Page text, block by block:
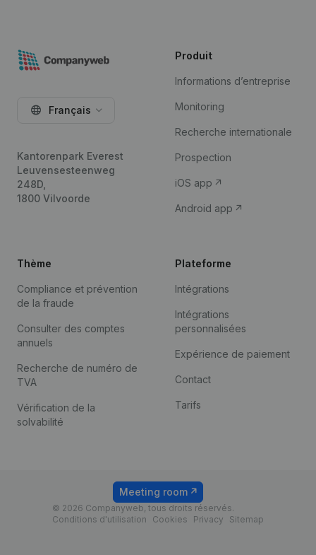
Français
Kantorenpark Everest
Leuvensesteenweg
248D,
1800 Vilvoorde
Produit
Informations d’entreprise
Monitoring
Recherche internationale
Prospection
iOS app
Android app
Thème
Compliance et prévention
de la fraude
Consulter des comptes
annuels
Recherche de numéro de
TVA
Vérification de la
solvabilité
Plateforme
Intégrations
Intégrations
personnalisées
Expérience de paiement
Contact
Tarifs
© 2026 Companyweb, tous droits réservés.
Conditions d'utilisation
Cookies Privacy Sitemap
Meeting room